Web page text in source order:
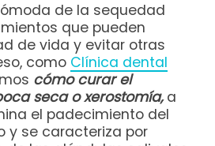
de la sequedad
que pueden
de vida y evitar otras
como Clínica dental
cómo curar el
seca o xerostomía,a
el padecimiento del
y se caracteriza por